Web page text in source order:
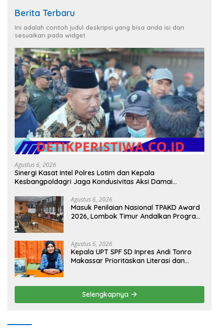
Berita Terbaru
Ini adalah contoh judul deskripsi yang bisa anda isi dan
sesuaikan pada widget
Agustus 6, 2026
Sinergi Kasat Intel Polres Lotim dan Kepala
Kesbangpoldagri Jaga Kondusivitas Aksi Damai
Agustus 6, 2026
Masuk Penilaian Nasional TPAKD Award
2026, Lombok Timur Andalkan Program
Agustus 6, 2026
Kepala UPT SPF SD Inpres Andi Tonro
Makassar Prioritaskan Literasi dan
Selengkapnya